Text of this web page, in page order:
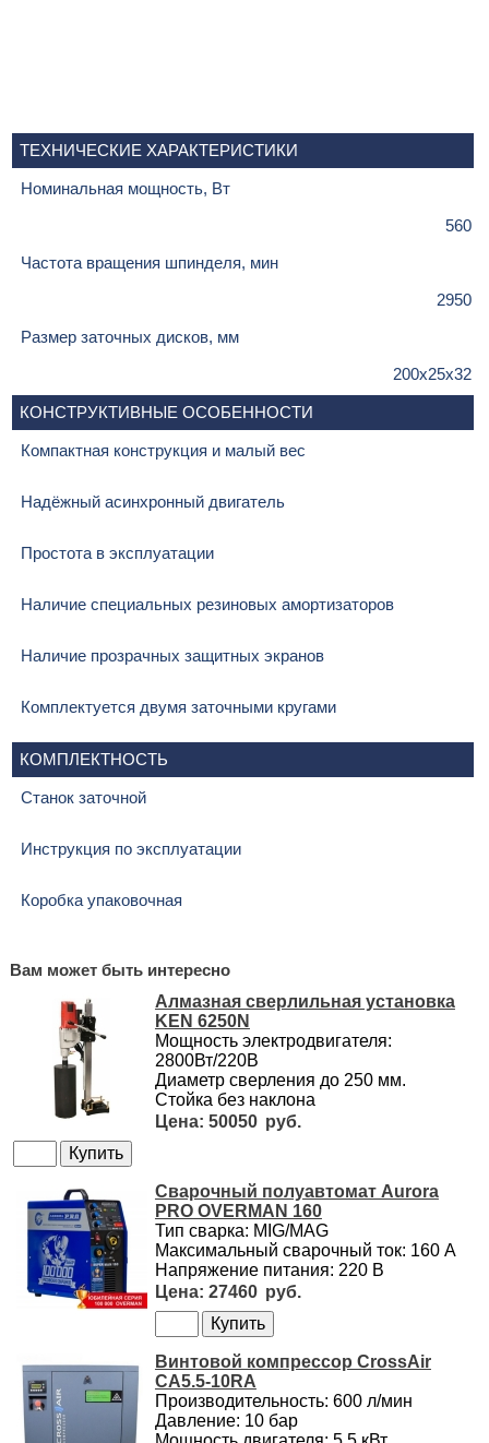
ТЕХНИЧЕСКИЕ ХАРАКТЕРИСТИКИ
Номинальная мощность, Вт
560
Частота вращения шпинделя, мин
2950
Размер заточных дисков, мм
200х25х32
КОНСТРУКТИВНЫЕ ОСОБЕННОСТИ
Компактная конструкция и малый вес
Надёжный асинхронный двигатель
Простота в эксплуатации
Наличие специальных резиновых амортизаторов
Наличие прозрачных защитных экранов
Комплектуется двумя заточными кругами
КОМПЛЕКТНОСТЬ
Станок заточной
Инструкция по эксплуатации
Коробка упаковочная
Вам может быть интересно
Алмазная сверлильная установка
KEN 6250N
Мощность электродвигателя:
2800Вт/220В
Диаметр сверления до 250 мм.
Стойка без наклона
50050
Сварочный полуавтомат Aurora
PRO OVERMAN 160
Тип сварка: MIG/MAG
Максимальный сварочный ток: 160 А
Напряжение питания: 220 В
27460
Винтовой компрессор CrossAir
CA5.5-10RA
Производительность: 600 л/мин
Давление: 10 бар